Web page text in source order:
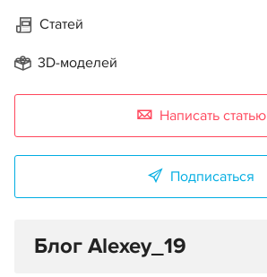
Статей
3D-моделей
Написать статью
Подписаться
Блог Alexey_19